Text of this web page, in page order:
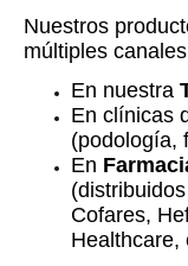
Nuestros
múltiples
En nuestra
En clínicas
(podología,
En
Cofares,
Healthcare,